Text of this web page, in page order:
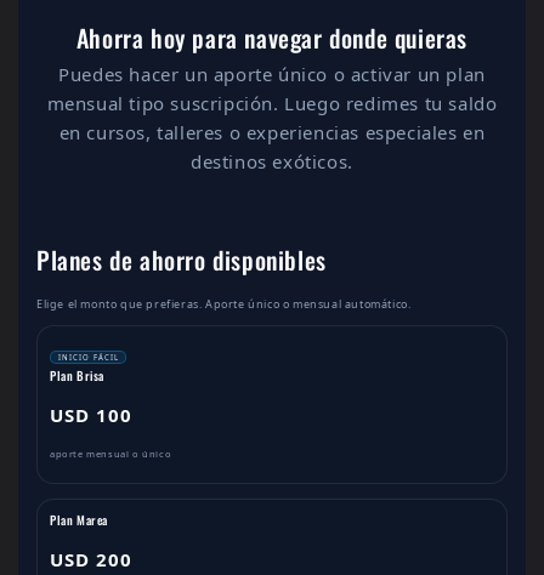
Ahorra hoy para navegar donde quieras
Puedes hacer un aporte único o activar un plan
mensual tipo suscripción. Luego redimes tu saldo
en cursos, talleres o experiencias especiales en
destinos exóticos.
Planes de ahorro disponibles
Elige el monto que prefieras. Aporte único o mensual automático.
INICIO FÁCIL
Plan Brisa
USD 100
aporte mensual o único
Plan Marea
USD 200